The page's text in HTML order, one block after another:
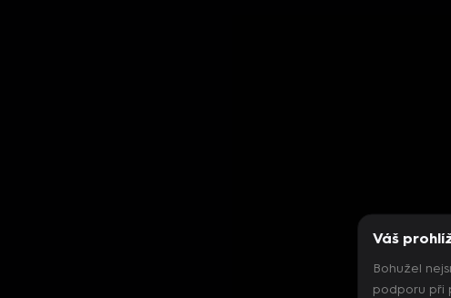
Váš
Bohužel
podporu při